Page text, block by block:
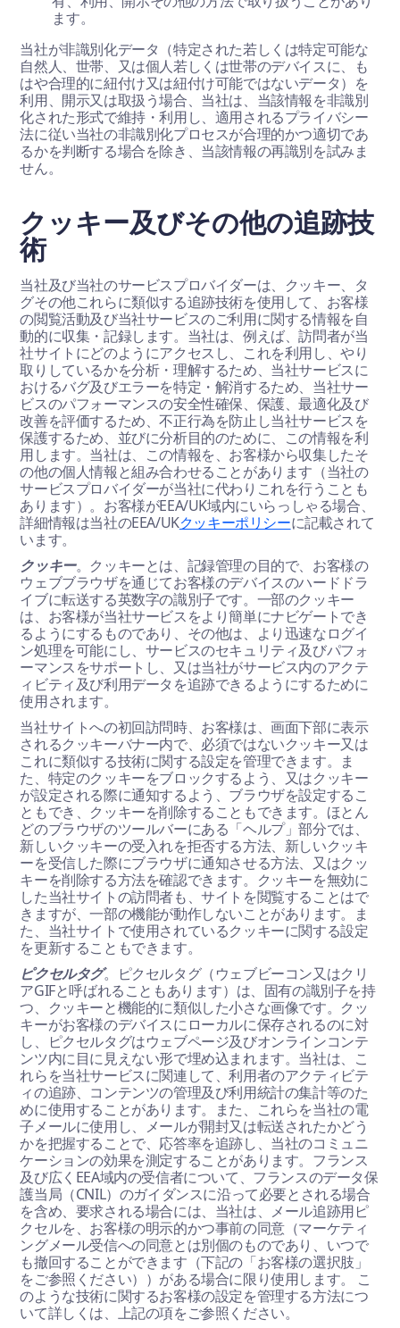
ます。
当社が非識別化データ（特定された若しくは特定可能な
自然人、世帯、又は個人若しくは世帯のデバイスに、も
はや合理的に紐付け又は紐付け可能ではないデータ）を
利用、開示又は取扱う場合、当社は、当該情報を非識別
化された形式で維持・利用し、適用されるプライバシー
法に従い当社の非識別化プロセスが合理的かつ適切であ
るかを判断する場合を除き、当該情報の再識別を試みま
せん。
クッキー及びその他の追跡技
術
当社及び当社のサービスプロバイダーは、クッキー、タ
グその他これらに類似する追跡技術を使用して、お客様
の閲覧活動及び当社サービスのご利用に関する情報を自
動的に収集・記録します。当社は、例えば、訪問者が当
社サイトにどのようにアクセスし、これを利用し、やり
取りしているかを分析・理解するため、当社サービスに
おけるバグ及びエラーを特定・解消するため、当社サー
ビスのパフォーマンスの安全性確保、保護、最適化及び
改善を評価するため、不正行為を防止し当社サービスを
保護するため、並びに分析目的のために、この情報を利
用します。当社は、この情報を、お客様から収集したそ
の他の個人情報と組み合わせることがあります（当社の
サービスプロバイダーが当社に代わりこれを行うことも
あります）。お客様がEEA/UK域内にいらっしゃる場合、
詳細情報は当社のEEA/UKクッキーポリシーに記載されて
います。
クッキー。クッキーとは、記録管理の目的で、お客様の
ウェブブラウザを通じてお客様のデバイスのハードドラ
イブに転送する英数字の識別子です。一部のクッキー
は、お客様が当社サービスをより簡単にナビゲートでき
るようにするものであり、その他は、より迅速なログイ
ン処理を可能にし、サービスのセキュリティ及びパフォ
ーマンスをサポートし、又は当社がサービス内のアクテ
ィビティ及び利用データを追跡できるようにするために
使用されます。
当社サイトへの初回訪問時、お客様は、画面下部に表示
されるクッキーバナー内で、必須ではないクッキー又は
これに類似する技術に関する設定を管理できます。ま
た、特定のクッキーをブロックするよう、又はクッキー
が設定される際に通知するよう、ブラウザを設定するこ
ともでき、クッキーを削除することもできます。ほとん
どのブラウザのツールバーにある「ヘルプ」部分では、
新しいクッキーの受入れを拒否する方法、新しいクッキ
ーを受信した際にブラウザに通知させる方法、又はクッ
キーを削除する方法を確認できます。クッキーを無効に
した当社サイトの訪問者も、サイトを閲覧することはで
きますが、一部の機能が動作しないことがあります。ま
た、当社サイトで使用されているクッキーに関する設定
を更新することもできます。
ピクセルタグ。ピクセルタグ（ウェブビーコン又はクリ
アGIFと呼ばれることもあります）は、固有の識別子を持
つ、クッキーと機能的に類似した小さな画像です。クッ
キーがお客様のデバイスにローカルに保存されるのに対
し、ピクセルタグはウェブページ及びオンラインコンテ
ンツ内に目に見えない形で埋め込まれます。当社は、こ
れらを当社サービスに関連して、利用者のアクティビテ
ィの追跡、コンテンツの管理及び利用統計の集計等のた
めに使用することがあります。また、これらを当社の電
子メールに使用し、メールが開封又は転送されたかどう
かを把握することで、応答率を追跡し、当社のコミュニ
ケーションの効果を測定することがあります。フランス
及び広くEEA域内の受信者について、フランスのデータ保
護当局（CNIL）のガイダンスに沿って必要とされる場合
を含め、要求される場合には、当社は、メール追跡用ピ
クセルを、お客様の明示的かつ事前の同意（マーケティ
ングメール受信への同意とは別個のものであり、いつで
も撤回することができます（下記の「お客様の選択肢」
をご参照ください））がある場合に限り使用します。 こ
のような技術に関するお客様の設定を管理する方法につ
いて詳しくは、上記の項をご参照ください。